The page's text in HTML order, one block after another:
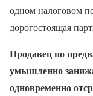
одном налоговом
дорогостоящая
Продавец по
умышленно
одновременно